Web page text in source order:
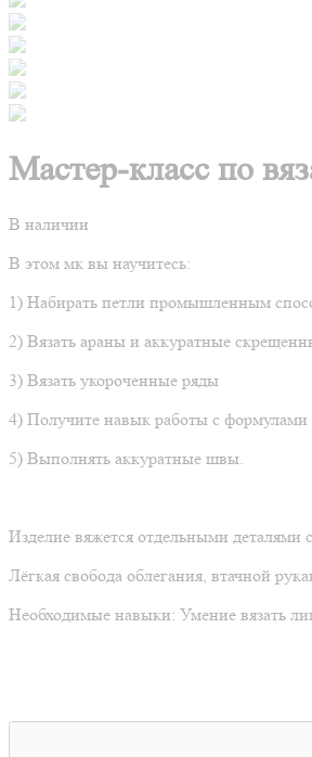
Мастер-класс по
В наличии
В этом мк вы научитесь:
1) Набирать петли промышленным
2) Вязать араны и аккуратные
3) Вязать укороченные ряды
4) Получите навык работы с формулами
5) Выполнять аккуратные швы.
Изделие вяжется отдельными
Лёгкая свобода облегания, втачной
Необходимые навыки: Умение вязать